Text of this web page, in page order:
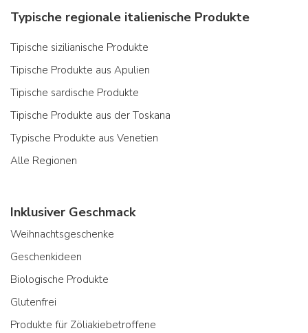
Typische regionale italienische Produkte
Tipische sizilianische Produkte
Tipische Produkte aus Apulien
Tipische sardische Produkte
Tipische Produkte aus der Toskana
Typische Produkte aus Venetien
Alle Regionen
Inklusiver Geschmack
Weihnachtsgeschenke
Geschenkideen
Biologische Produkte
Glutenfrei
Produkte für Zöliakiebetroffene